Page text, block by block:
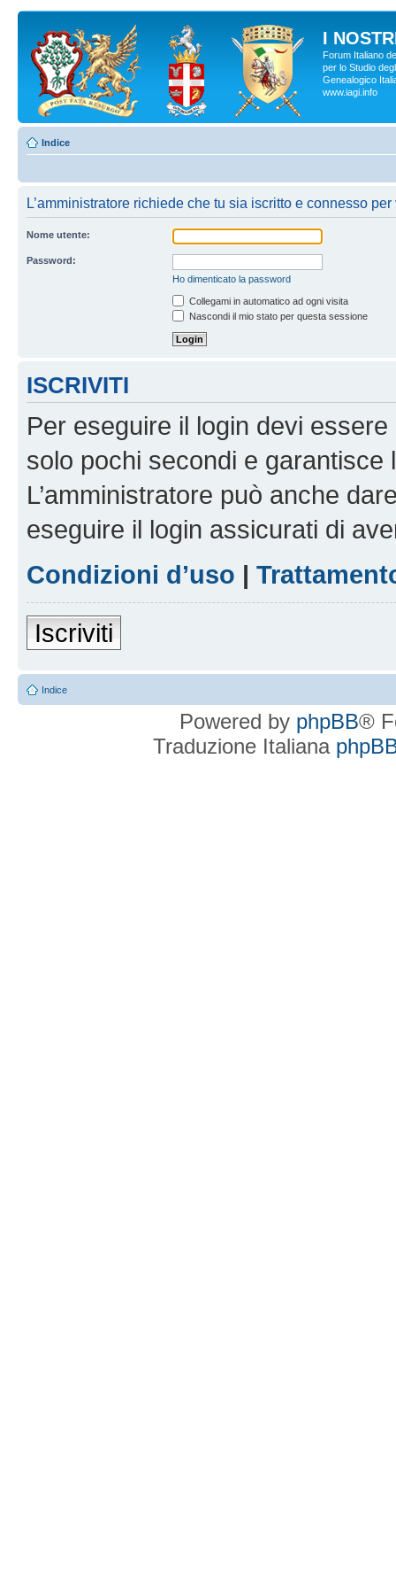
I
Forum Italiano
per lo Studio
Genealogico
www.iagi.info
Indice
L’amministratore richiede che tu sia iscritto e connesso
Nome utente:
Password:
Ho dimenticato la password
Collegami in automatico ad ogni visita
Nascondi il mio stato per questa sessione
ISCRIVITI
Per eseguire il login devi
solo pochi secondi e garantisce
L’amministratore può anche
eseguire il login assicurati di
Condizioni d’uso |
Iscriviti
Indice
Powered by phpBB®
Traduzione Italiana